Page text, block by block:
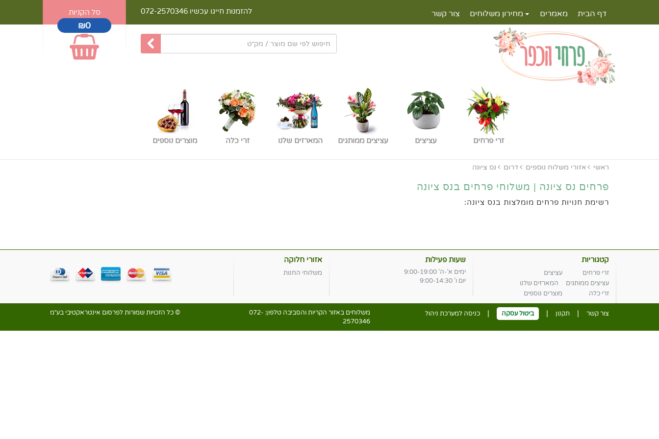
סל הקניות
₪0
להזמנות חייגו עכשיו 072-2570346 דף הבית מאמרים מחירון משלוחים צור קשר
זרי פרחים עציצים עציצים ממותגים המארזים שלנו זרי כלה מוצרים נוספים
ראשי אזורי משלוח נוספים דרום נס ציונה
פרחים נס ציונה | משלוחי פרחים בנס ציונה
רשימת חנויות פרחים מומלצות בנס ציונה:
קטגוריות
זרי פרחים
עציצים
עציצים ממותגים
המארזים שלנו
זרי כלה
מוצרים נוספים
שעות פעילות
ימים א'-ה' 9:00-19:00
יום ו' 9:00-14:30
אזורי חלוקה
משלוחי החנות
צור קשר | תקנון | ביטול עסקה | כניסה למערכת ניהול משלוחים באזור הקריות והסביבה טלפון:072-
2570346
© כל הזכויות שמורות לפרסום אינטראקטיבי בע״מ